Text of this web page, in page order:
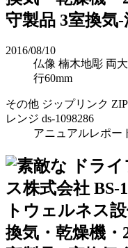
2016/08/10
仏像 楠木地彫 両
行60mm
その他 ジップリンク
レンジ ds-1098286
アニュアルレポー